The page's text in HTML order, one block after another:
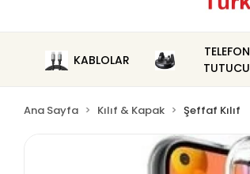
KABLOLAR
TELEFON
TUTUCU
Ana Sayfa Kılıf & Kapak Şeffaf Kılıf